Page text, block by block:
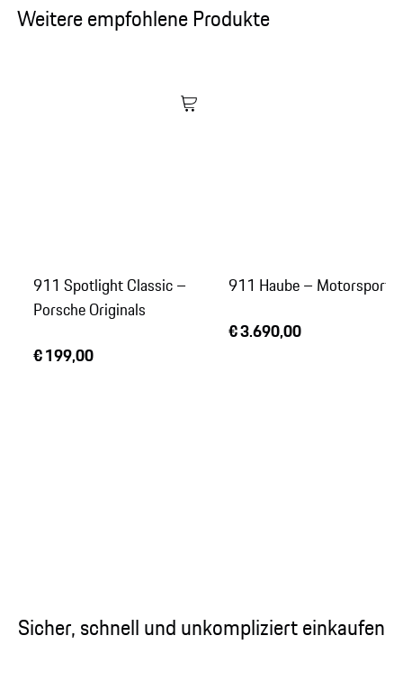
Weitere empfohlene Produkte
911 Spotlight Classic –
Porsche Originals
€ 199,00
911 Haube – Motorsport
€ 3.690,00
Sicher, schnell und unkompliziert einkaufen